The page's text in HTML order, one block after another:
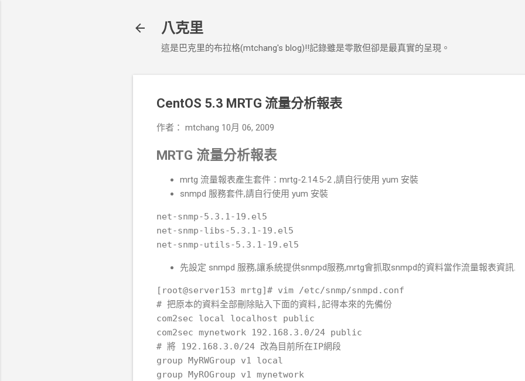
八克里
這是巴克里的布拉格(mtchang's blog)!!記錄雖是零散但卻是最真實的呈現。
CentOS 5.3 MRTG 流量分析報表
作者： mtchang 10月 06, 2009
MRTG 流量分析報表
mrtg 流量報表產生套件：mrtg-2.14.5-2 ,請自行使用 yum 安裝
snmpd 服務套件,請自行使用 yum 安裝
net-snmp-5.3.1-19.el5
net-snmp-libs-5.3.1-19.el5
先設定 snmpd 服務,讓系統提供snmpd服務,mrtg會抓取snmpd的資料當作流量報表資訊.
[root@server153 mrtg]# vim /etc/snmp/snmpd.conf
# 把原本的資料全部刪除貼入下面的資料,記得本來的先備份
com2sec local localhost public
com2sec mynetwork 192.168.3.0/24 public
# 將 192.168.3.0/24 改為目前所在IP網段
group MyRWGroup v1 local
group MyROGroup v1 mynetwork